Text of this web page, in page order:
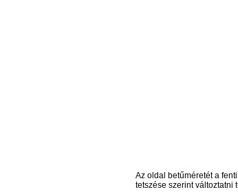
Az oldal betűméretét a
tetszése szerint változtatni